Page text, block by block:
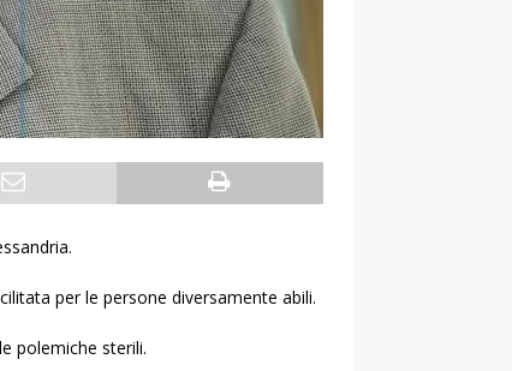
per le persone diversamente abili.
polemiche sterili.